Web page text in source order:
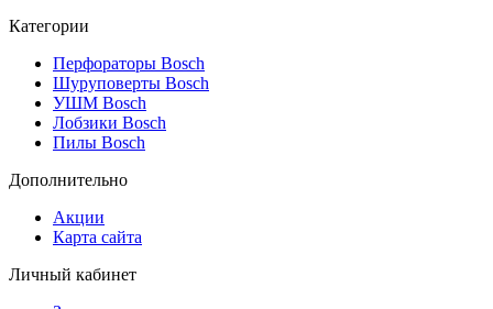
Категории
Перфораторы Bosch
Шуруповерты Bosch
УШМ Bosch
Лобзики Bosch
Пилы Bosch
Дополнительно
Акции
Карта сайта
Личный кабинет